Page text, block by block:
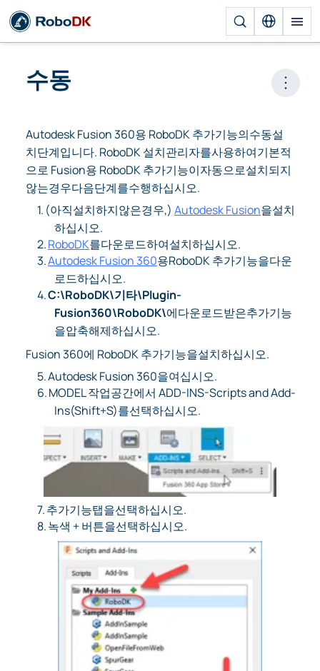
수동 Open
Autodesk Fusion 360용 RoboDK 추가기능의수동설
치단계입니다. RoboDK 설치관리자를사용하여기본적
으로 Fusion용 RoboDK 추가기능이자동으로설치되지
않는경우다음단계를수행하십시오.
1. (아직설치하지않은경우,) Autodesk Fusion을설치
하십시오.
2.RoboDK를다운로드하여설치하십시오.
3.Autodesk Fusion 360용RoboDK 추가기능을다운
로드하십시오.
4.C:\RoboDK\기타\Plugin-
Fusion360\RoboDK\에다운로드받은추가기능
을압축해제하십시오.
Fusion 360에 RoboDK 추가기능을설치하십시오.
5.Autodesk Fusion 360을여십시오.
6.MODEL 작업공간에서 ADD-INS-Scripts and Add-
Ins(Shift+S)를선택하십시오.
7.추가기능탭을선택하십시오.
8.녹색 + 버튼을선택하십시오.